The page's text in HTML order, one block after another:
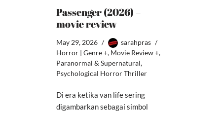
Passenger (2026) –
movie review
May 29, 2026
sarahpras
Horror | Genre +, Movie Review +,
Paranormal & Supernatural,
Psychological Horror Thriller
Di era ketika van life sering
digambarkan sebagai simbol